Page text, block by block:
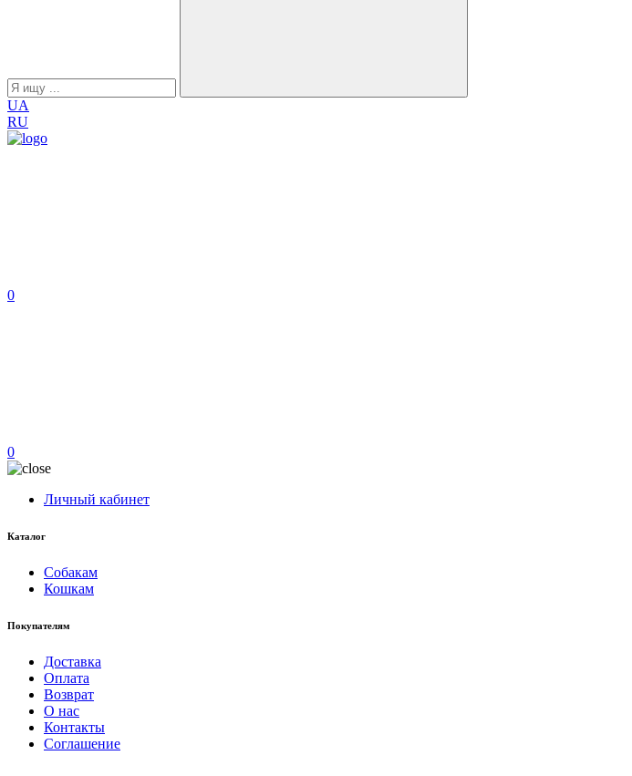
UA
RU
0
0
Личный кабинет
Каталог
Собакам
Кошкам
Покупателям
Доставка
Оплата
Возврат
О нас
Контакты
Соглашение